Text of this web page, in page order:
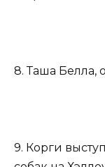
8. Таша Белла,
9. Корги